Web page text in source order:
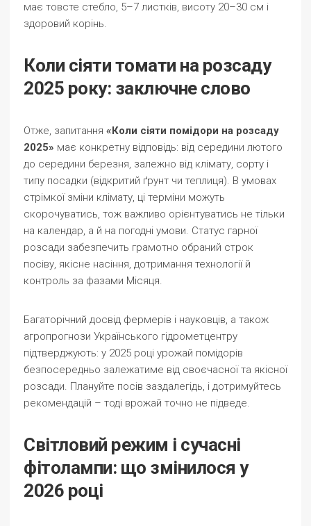
має товсте стебло, 5–7 листків, висоту 20–30 см і
здоровий корінь.
Коли сіяти томати на розсаду
2025 року: заключне слово
Отже, запитання «Коли сіяти помідори на розсаду
2025» має конкретну відповідь: від середини лютого
до середини березня, залежно від клімату, сорту і
типу посадки (відкритий ґрунт чи теплиця). В умовах
стрімкої зміни клімату, ці терміни можуть
скорочуватись, тож важливо орієнтуватись не тільки
на календар, а й на погодні умови. Статус гарної
розсади забезпечить грамотно обраний строк
посіву, якісне насіння, дотримання технології й
контроль за фазами Місяця.
Багаторічний досвід фермерів і науковців, а також
агропрогнози Українського гідрометцентру
підтверджують: у 2025 році урожай помідорів
безпосередньо залежатиме від своєчасної та якісної
розсади. Плануйте посів заздалегідь, і дотримуйтесь
рекомендацій – тоді врожай точно не підведе.
Світловий режим і сучасні
фітолампи: що змінилося у
2026 році